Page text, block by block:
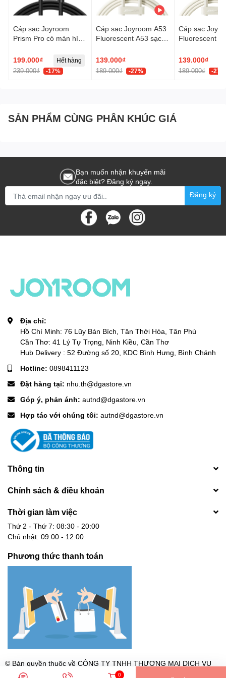
Cáp sạc Joyroom
Prism Pro có màn hình
truyền data
199.000₫
239.000₫ -17%
Hết hàng
Cáp sạc Joyroom A53
Fluorescent A53 sạc
liệu C to C dùng cho
iPhone, iPad
139.000₫
189.000₫ -27%
Cáp sạc
Fluorescent
liệu C to
cho iPhone,
139.000₫
189.000₫ -27%
SẢN PHẨM CÙNG PHÂN KHÚC GIÁ
Bạn muốn nhận khuyến mãi
đặc biệt? Đăng ký ngay.
Đăng ký
Địa chỉ:
Hồ Chí Minh: 76 Lũy Bán Bích, Tân Thới Hòa, Tân Phú
Cần Thơ: 41 Lý Tự Trọng, Ninh Kiều, Cần Thơ
Hub Delivery : 52 Đường số 20, KDC Bình Hưng, Bình Chánh
Hotline: 0898411123
Đặt hàng tại: nhu.th@dgastore.vn
Góp ý, phản ánh: autnd@dgastore.vn
Hợp tác với chúng tôi: autnd@dgastore.vn
Thông tin
Chính sách & điều khoản
Thời gian làm việc
Thứ 2 - Thứ 7: 08:30 - 20:00
Chủ nhật: 09:00 - 12:00
Phương thức thanh toán
© Bản quyền thuộc về CÔNG TY TNHH THƯƠNG MẠI DỊCH VỤ
CÔNG NGHỆ DGA - MST: 0317479060 Cấp ngày 19/09/2022 tại
0